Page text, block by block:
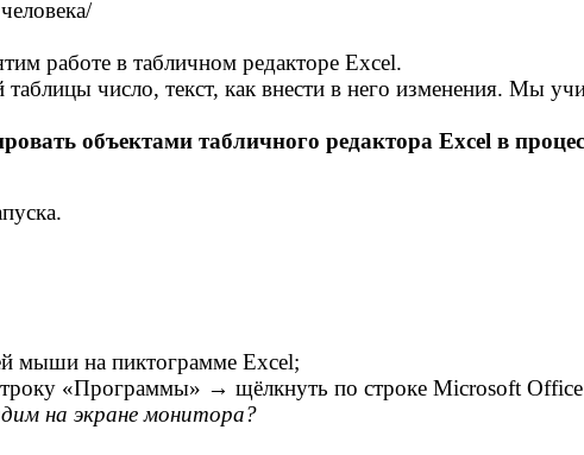
работе в табличном редакторе Excel.
число, текст, как внести в него изменения. Мы
объектами табличного редактора Excel в
мыши на пиктограмме Excel;
«Программы» → щёлкнуть по строке Microsoft Office
на экране монитора?